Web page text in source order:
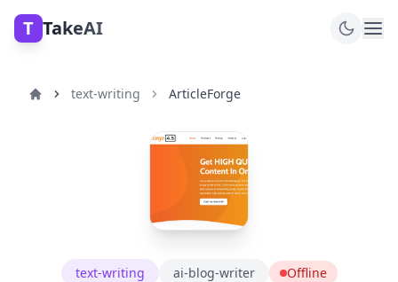
T TakeAI
text-writing ArticleForge
text-writing ai-blog-writer Offline